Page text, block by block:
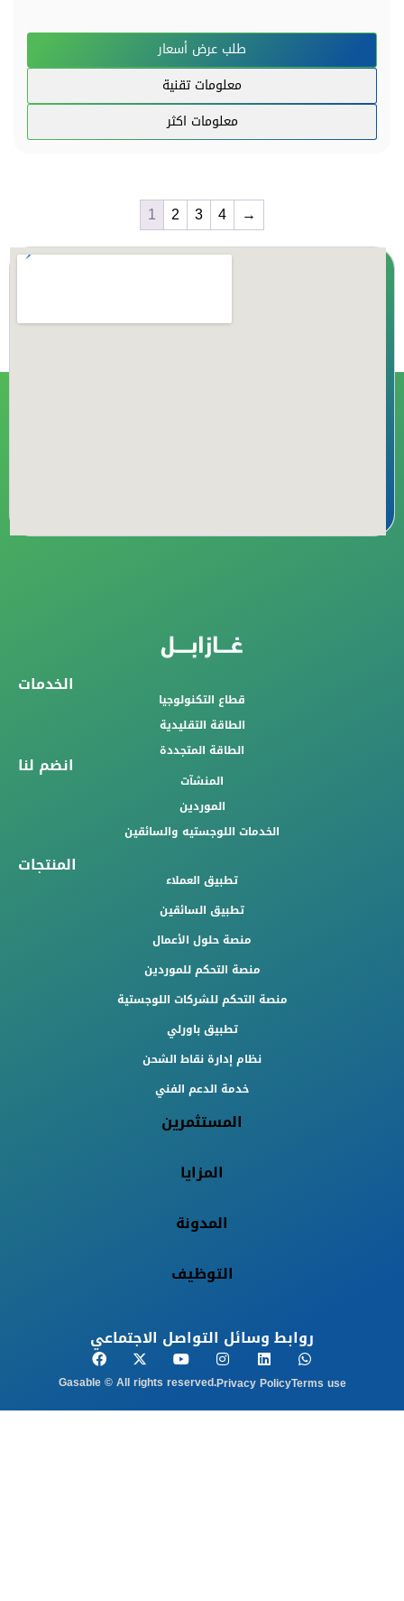
طلب عرض أسعار
معلومات تقنية
معلومات اكثر
1 2 3 4 →
الخدمات
قطاع التكنولوجيا
الطاقة التقليدية
الطاقة المتجددة
انضم لنا
المنشآت
الموردين
الخدمات اللوجستيه والسائقين
المنتجات
تطبيق العملاء
تطبيق السائقين
منصة حلول الأعمال
منصة التحكم للموردين
منصة التحكم للشركات اللوجستية
تطبيق باورلي
نظام إدارة نقاط الشحن
خدمة الدعم الفني
المستثمرين
المزايا
المدونة
التوظيف
روابط وسائل التواصل الاجتماعي
Gasable © All rights reserved.Privacy PolicyTerms use